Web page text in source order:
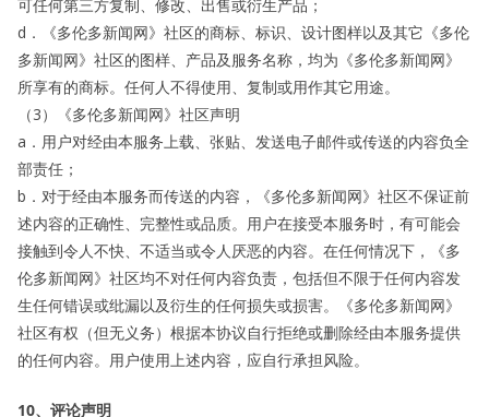
可任何第三方复制、修改、出售或衍生产品；
d．《多伦多新闻网》社区的商标、标识、设计图样以及其它《多伦
多新闻网》社区的图样、产品及服务名称，均为《多伦多新闻网》
所享有的商标。任何人不得使用、复制或用作其它用途。
（3）《多伦多新闻网》社区声明
a．用户对经由本服务上载、张贴、发送电子邮件或传送的内容负全
部责任；
b．对于经由本服务而传送的内容，《多伦多新闻网》社区不保证前
述内容的正确性、完整性或品质。用户在接受本服务时，有可能会
接触到令人不快、不适当或令人厌恶的内容。在任何情况下，《多
伦多新闻网》社区均不对任何内容负责，包括但不限于任何内容发
生任何错误或纰漏以及衍生的任何损失或损害。《多伦多新闻网》
社区有权（但无义务）根据本协议自行拒绝或删除经由本服务提供
的任何内容。用户使用上述内容，应自行承担风险。
10、评论声明